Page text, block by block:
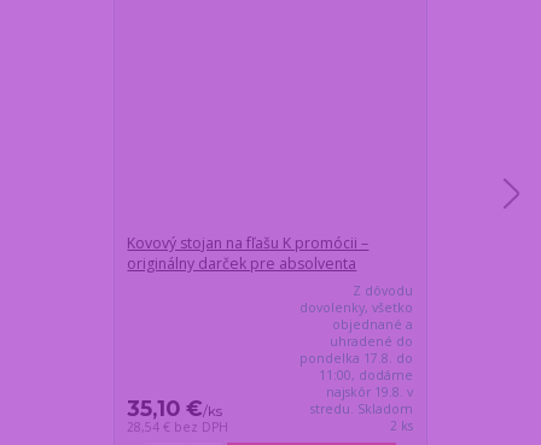
Kovový stojan na fľašu K promócii –
originálny darček pre absolventa
35,10 €/ks
28,54 € bez DPH
Z dôvodu
dovolenky, všetko
objednané a
uhradené do
pondelka 17.8. do
11:00, dodáme
najskôr 19.8. v
stredu. Skladom
2 ks